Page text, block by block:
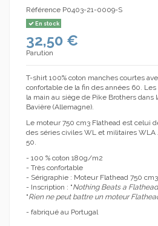
Référence P0403-21-0009-S
En stock
32,50 €
Parution
T-shirt 100% coton manches courtes
confortable de la fin des années 60.
la main au siège de Pike Brothers dans
Bavière (Allemagne).
Le moteur 750 cm3 Flathead est celui
des séries civiles WL et militaires
50.
- 100 % coton 180g/m2
- Très confortable
- Sérigraphie : Moteur Flathead 750
- Inscription : "Nothing Beats a
"Rien ne peut battre un moteur
- fabriqué au Portugal